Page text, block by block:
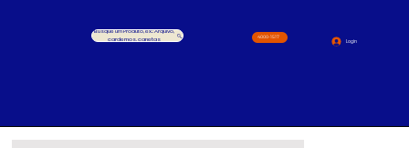
Busque um Produto, ex.: Arquivo,
cardernos, canetas
4000-1517
Login